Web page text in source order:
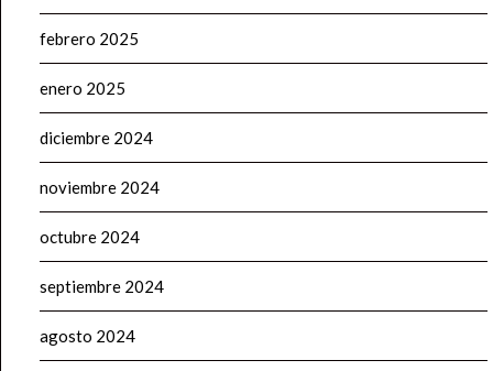
febrero 2025
enero 2025
diciembre 2024
noviembre 2024
octubre 2024
septiembre 2024
agosto 2024